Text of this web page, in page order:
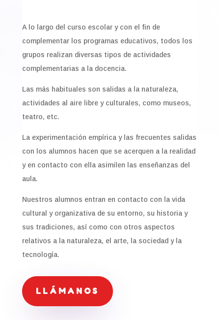
A lo largo del curso escolar y con el fin de
complementar los programas educativos, todos los
grupos realizan diversas tipos de actividades
complementarias a la docencia.
Las más habituales son salidas a la naturaleza,
actividades al aire libre y culturales, como museos,
teatro, etc.
La experimentación empírica y las frecuentes salidas
con los alumnos hacen que se acerquen a la realidad
y en contacto con ella asimilen las enseñanzas del
aula.
Nuestros alumnos entran en contacto con la vida
cultural y organizativa de su entorno, su historia y
sus tradiciones, así como con otros aspectos
relativos a la naturaleza, el arte, la sociedad y la
tecnología.
LLÁMANOS